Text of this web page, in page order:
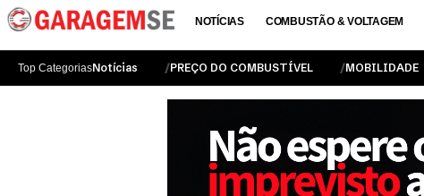
NOTÍCIAS COMBUSTÃO & VOLTAGEM
Top CategoriasNotícias PREÇO DO COMBUSTÍVEL MOBILIDADE